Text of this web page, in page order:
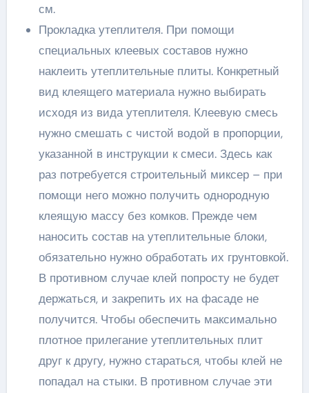
см.
Прокладка утеплителя. При помощи
специальных клеевых составов нужно
наклеить утеплительные плиты. Конкретный
вид клеящего материала нужно выбирать
исходя из вида утеплителя. Клеевую смесь
нужно смешать с чистой водой в пропорции,
указанной в инструкции к смеси. Здесь как
раз потребуется строительный миксер – при
помощи него можно получить однородную
клеящую массу без комков. Прежде чем
наносить состав на утеплительные блоки,
обязательно нужно обработать их грунтовкой.
В противном случае клей попросту не будет
держаться, и закрепить их на фасаде не
получится. Чтобы обеспечить максимально
плотное прилегание утеплительных плит
друг к другу, нужно стараться, чтобы клей не
попадал на стыки. В противном случае эти